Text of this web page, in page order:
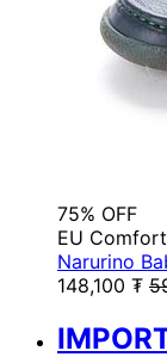
75% OFF
EU
Narurino
148,100 ₮